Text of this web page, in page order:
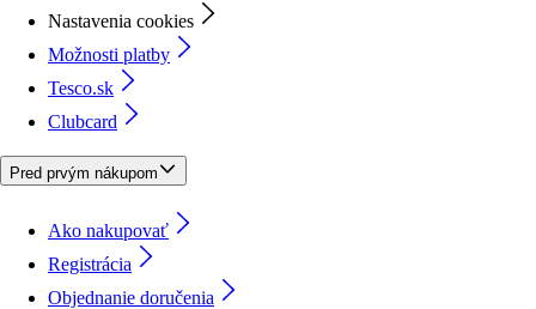
Nastavenia cookies
Možnosti platby
Tesco.sk
Clubcard
Pred prvým nákupom
Ako nakupovať
Registrácia
Objednanie doručenia